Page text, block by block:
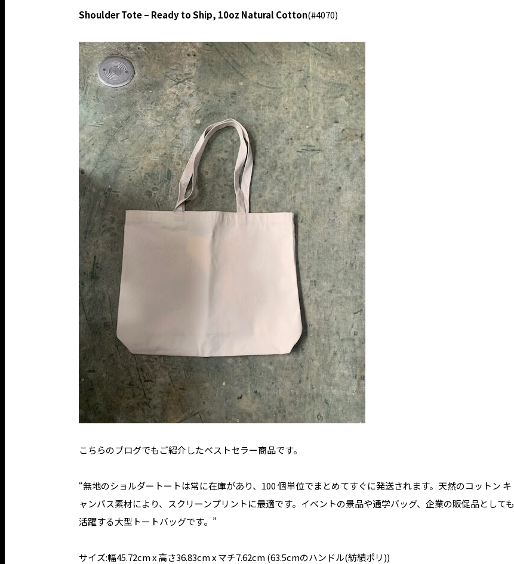
Shoulder Tote – Ready to Ship, 10oz Natural Cotton(#4070)
こちらのブログでもご紹介したベストセラー商品です。
“無地のショルダートートは常に在庫があり、100 個単位でまとめてすぐに発送されます。天然のコットン キ
ャンバス素材により、スクリーンプリントに最適です。イベントの景品や通学バッグ、企業の販促品としても
活躍する大型トートバッグです。”
サイズ:幅45.72cm x 高さ36.83cm x マチ7.62cm (63.5cmのハンドル(紡績ポリ))